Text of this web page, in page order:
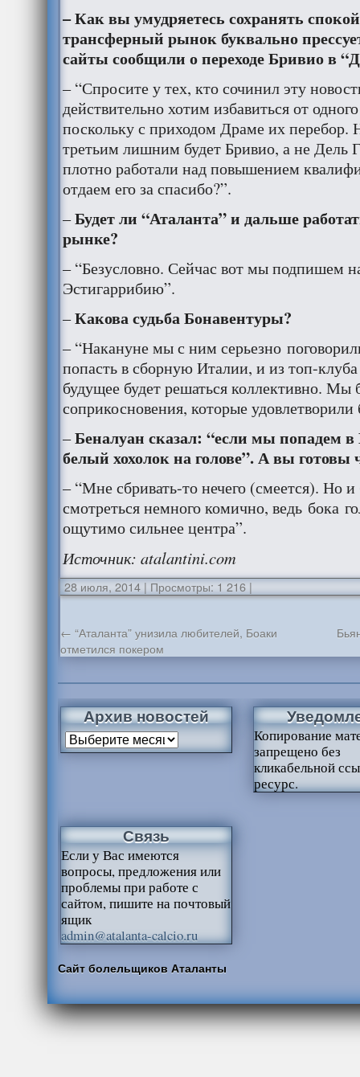
– Как вы умудряетесь сохранять
трансферный рынок буквально
сайты сообщили о переходе Бривио в
– “Спросите у тех, кто сочинил эту
действительно хотим избавиться от
поскольку с приходом Драме их перебор.
третьим лишним будет Бривио, а не Дель
плотно работали над повышением
отдаем его за спасибо?”.
–Будет ли “Аталанта” и дальше
рынке?
– “Безусловно. Сейчас вот мы подпишем
Эстигаррибию”.
–Какова судьба Бонавентуры?
– “Накануне мы с ним серьезно
попасть в сборную Италии, и из топ-
будущее будет решаться коллективно. Мы
соприкосновения, которые
–Беналуан сказал: “если мы попадем
белый хохолок на голове”. А вы готовы
– “Мне сбривать-то нечего (смеется). Но и
смотреться немного комично, ведь бока
ощутимо сильнее центра”.
Источник: atalantini.com
28 июля, 2014 | Просмотры: 1 216|
← “Аталанта” унизила любителей, Боаки
отметился покером
Архив новостей
Копирование
запрещено без
кликабельной
ресурс.
Связь
Если у Вас имеются
вопросы, предложения или
проблемы при работе с
сайтом, пишите на почтовый
ящик
admin@atalanta-calcio.ru
Сайт болельщиков Аталанты